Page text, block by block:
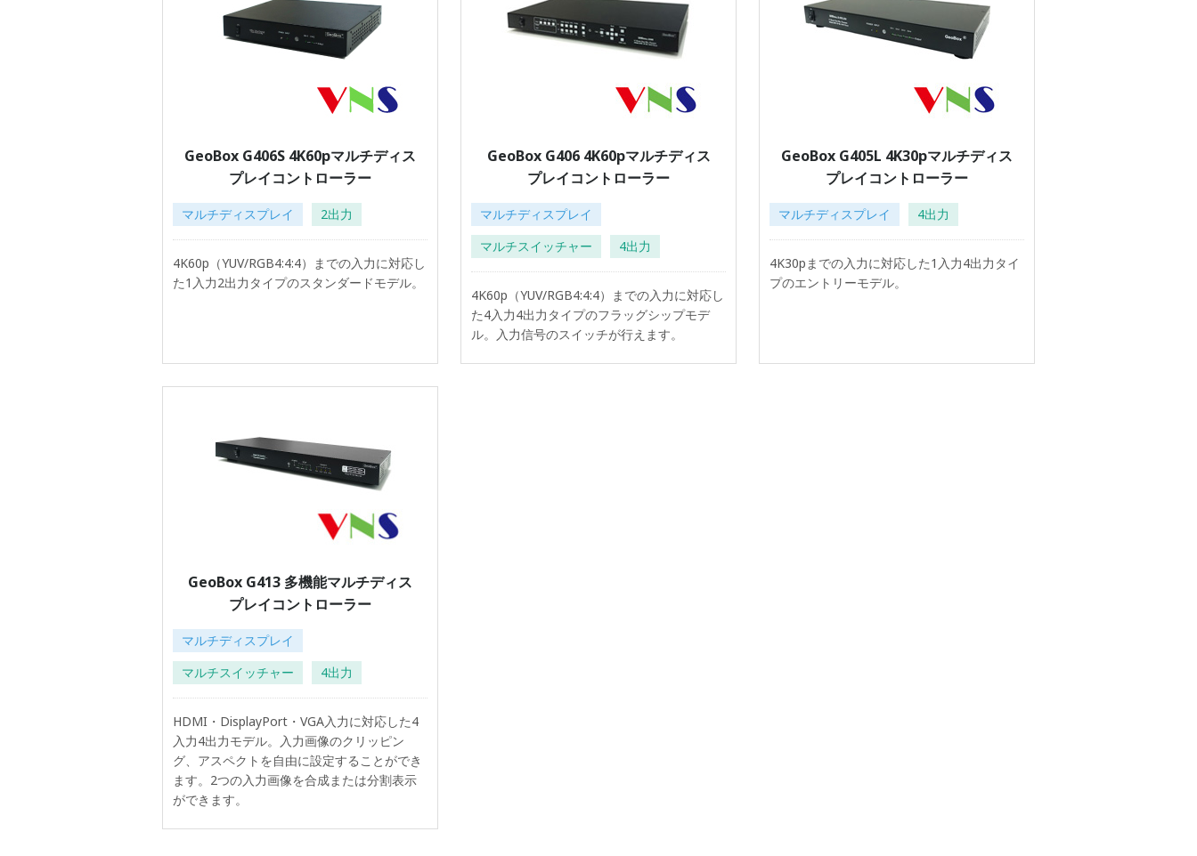
GeoBox G406S 4K60pマルチディス
プレイコントローラー
マルチディスプレイ 2出力
4K60p（YUV/RGB4:4:4）までの入力に対応し
た1入力2出力タイプのスタンダードモデル。
GeoBox G406 4K60pマルチディス
プレイコントローラー
マルチディスプレイ
マルチスイッチャー
4出力
4K60p（YUV/RGB4:4:4）までの入力に対応し
た4入力4出力タイプのフラッグシップモデ
ル。入力信号のスイッチが行えます。
GeoBox G405L 4K30pマルチディス
プレイコントローラー
マルチディスプレイ 4出力
4K30pまでの入力に対応した1入力4出力タイ
プのエントリーモデル。
GeoBox G413 多機能マルチディス
プレイコントローラー
マルチディスプレイ
マルチスイッチャー
4出力
HDMI・DisplayPort・VGA入力に対応した4
入力4出力モデル。入力画像のクリッピン
グ、アスペクトを自由に設定することができ
ます。2つの入力画像を合成または分割表示
ができます。